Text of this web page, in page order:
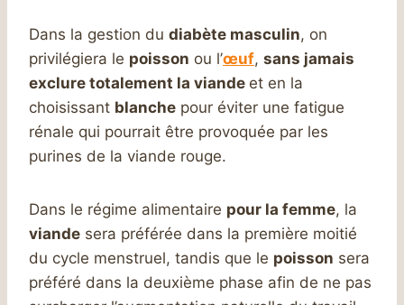
Dans la gestion du diabète masculin, on
privilégiera le poisson ou l’œuf, sans jamais
exclure totalement la viande et en la
choisissant blanche pour éviter une fatigue
rénale qui pourrait être provoquée par les
purines de la viande rouge.
Dans le régime alimentaire pour la femme, la
viande sera préférée dans la première moitié
du cycle menstruel, tandis que le poisson sera
préféré dans la deuxième phase afin de ne pas